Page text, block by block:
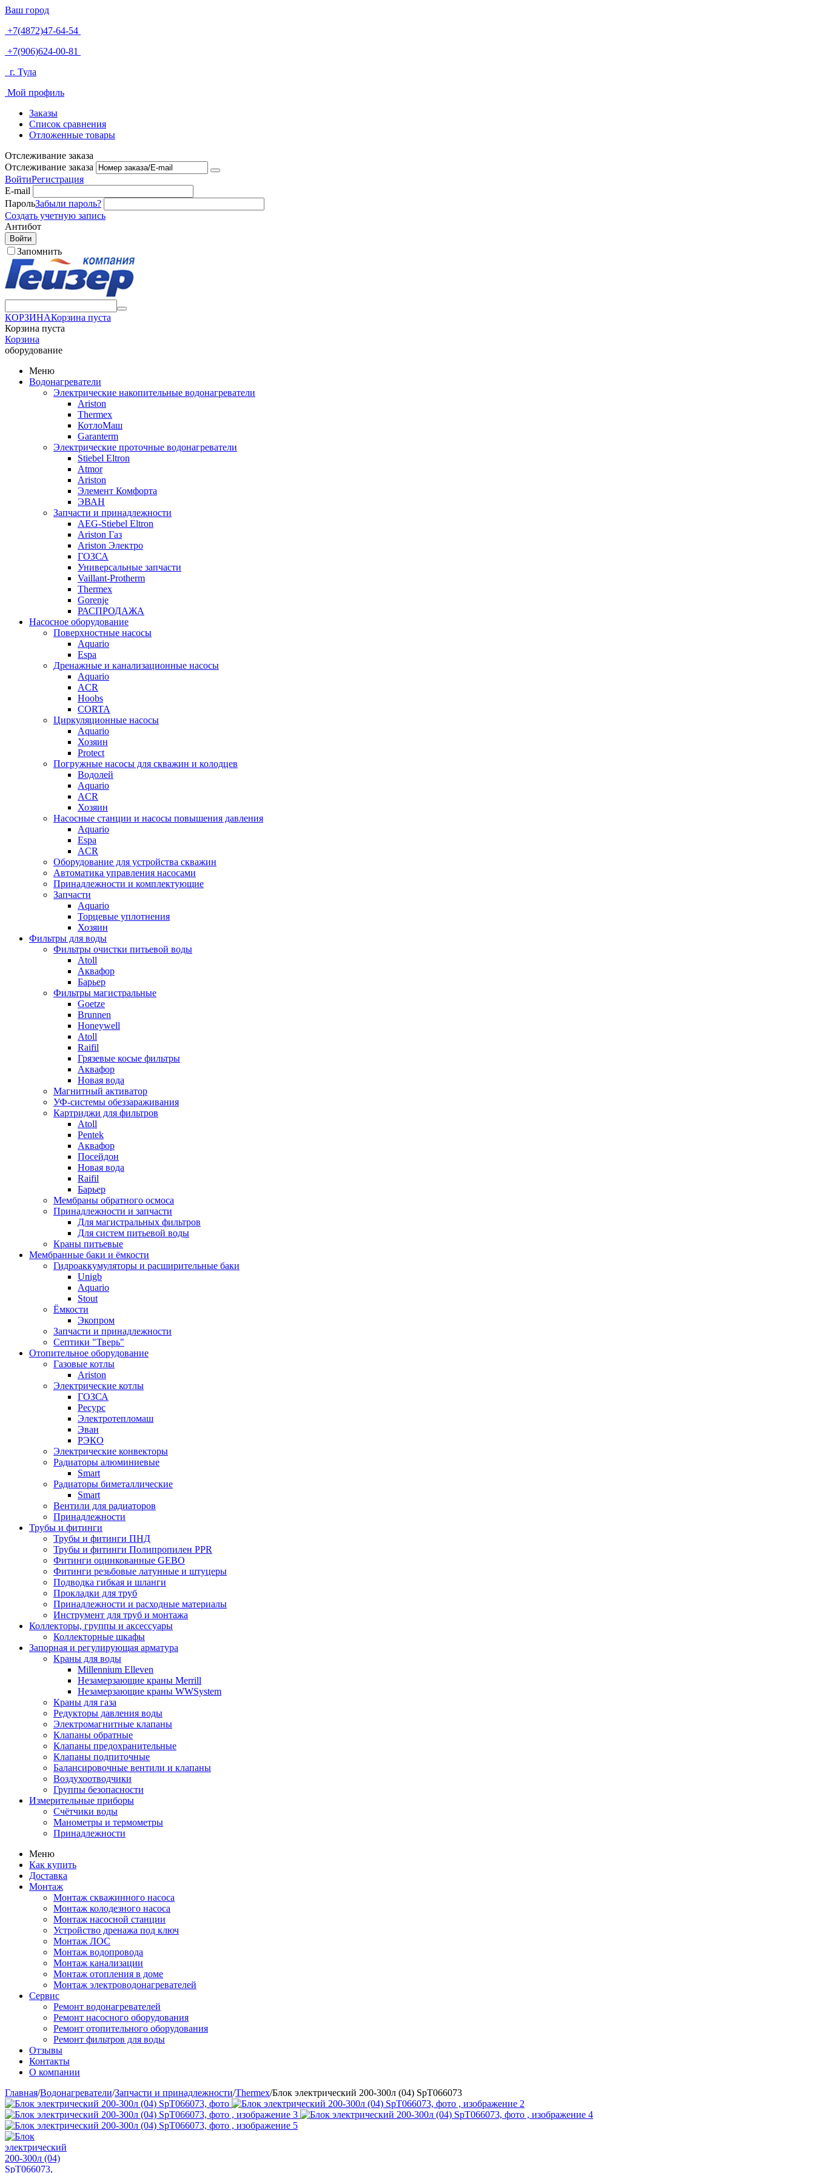
Ваш город
+7(4872)47-64-54
+7(906)624-00-81
г. Тула
Мой профиль
Заказы
Список сравнения
Отложенные товары
Отслеживание заказа
Отслеживание заказа
ВойтиРегистрация
E-mail
ПарольЗабыли пароль?
Создать учетную запись
Антибот
Войти
Запомнить
КОРЗИНАКорзина пуста
Корзина пуста
Корзина
оборудование
Меню
Водонагреватели
Электрические накопительные водонагреватели
Ariston
Thermex
КотлоМаш
Garanterm
Электрические проточные водонагреватели
Stiebel Eltron
Atmor
Ariston
Элемент Комфорта
ЭВАН
Запчасти и принадлежности
AEG-Stiebel Eltron
Ariston Газ
Ariston Электро
ГОЗСА
Универсальные запчасти
Vaillant-Protherm
Thermex
Gorenje
РАСПРОДАЖА
Насосное оборудование
Поверхностные насосы
Aquario
Espa
Дренажные и канализационные насосы
Aquario
ACR
Hoobs
CORTA
Циркуляционные насосы
Aquario
Хозяин
Protect
Погружные насосы для скважин и колодцев
Водолей
Aquario
ACR
Хозяин
Насосные станции и насосы повышения давления
Aquario
Espa
ACR
Оборудование для устройства скважин
Автоматика управления насосами
Принадлежности и комплектующие
Запчасти
Aquario
Торцевые уплотнения
Хозяин
Фильтры для воды
Фильтры очистки питьевой воды
Atoll
Аквафор
Барьер
Фильтры магистральные
Goetze
Brunnen
Honeywell
Atoll
Raifil
Грязевые косые фильтры
Аквафор
Новая вода
Магнитный активатор
УФ-системы обеззараживания
Картриджи для фильтров
Atoll
Pentek
Аквафор
Посейдон
Новая вода
Raifil
Барьер
Мембраны обратного осмоса
Принадлежности и запчасти
Для магистральных фильтров
Для систем питьевой воды
Краны питьевые
Мембранные баки и ёмкости
Гидроаккумуляторы и расширительные баки
Unigb
Aquario
Stout
Ёмкости
Экопром
Запчасти и принадлежности
Септики "Тверь"
Отопительное оборудование
Газовые котлы
Ariston
Электрические котлы
ГОЗСА
Ресурс
Электротепломаш
Эван
РЭКО
Электрические конвекторы
Радиаторы алюминиевые
Smart
Радиаторы биметаллические
Smart
Вентили для радиаторов
Принадлежности
Трубы и фитинги
Трубы и фитинги ПНД
Трубы и фитинги Полипропилен PPR
Фитинги оцинкованные GEBO
Фитинги резьбовые латунные и штуцеры
Подводка гибкая и шланги
Прокладки для труб
Принадлежности и расходные материалы
Инструмент для труб и монтажа
Коллекторы, группы и аксессуары
Коллекторные шкафы
Запорная и регулирующая арматура
Краны для воды
Millennium Elleven
Незамерзающие краны Merrill
Незамерзающие краны WWSystem
Краны для газа
Редукторы давления воды
Электромагнитные клапаны
Клапаны обратные
Клапаны предохранительные
Клапаны подпиточные
Балансировочные вентили и клапаны
Воздухоотводчики
Группы безопасности
Измерительные приборы
Счётчики воды
Манометры и термометры
Принадлежности
Меню
Как купить
Доставка
Монтаж
Монтаж скважинного насоса
Монтаж колодезного насоса
Монтаж насосной станции
Устройство дренажа под ключ
Монтаж ЛОС
Монтаж водопровода
Монтаж канализации
Монтаж отопления в доме
Монтаж электроводонагревателей
Сервис
Ремонт водонагревателей
Ремонт насосного оборудования
Ремонт отопительного оборудования
Ремонт фильтров для воды
Отзывы
Контакты
О компании
Главная/Водонагреватели/Запчасти и принадлежности/Thermex/Блок электрический 200-300л (04) SpT066073